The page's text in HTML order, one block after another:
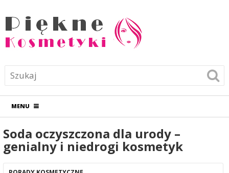
MENU
Soda oczyszczona dla urody –
genialny i niedrogi kosmetyk